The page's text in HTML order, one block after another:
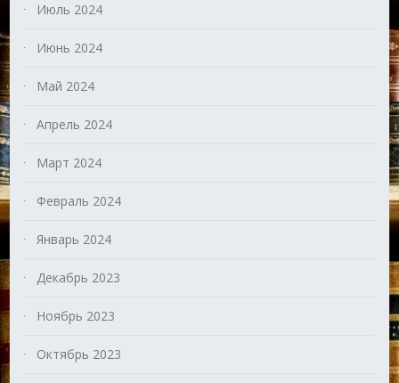
Июль 2024
Июнь 2024
Май 2024
Апрель 2024
Март 2024
Февраль 2024
Январь 2024
Декабрь 2023
Ноябрь 2023
Октябрь 2023